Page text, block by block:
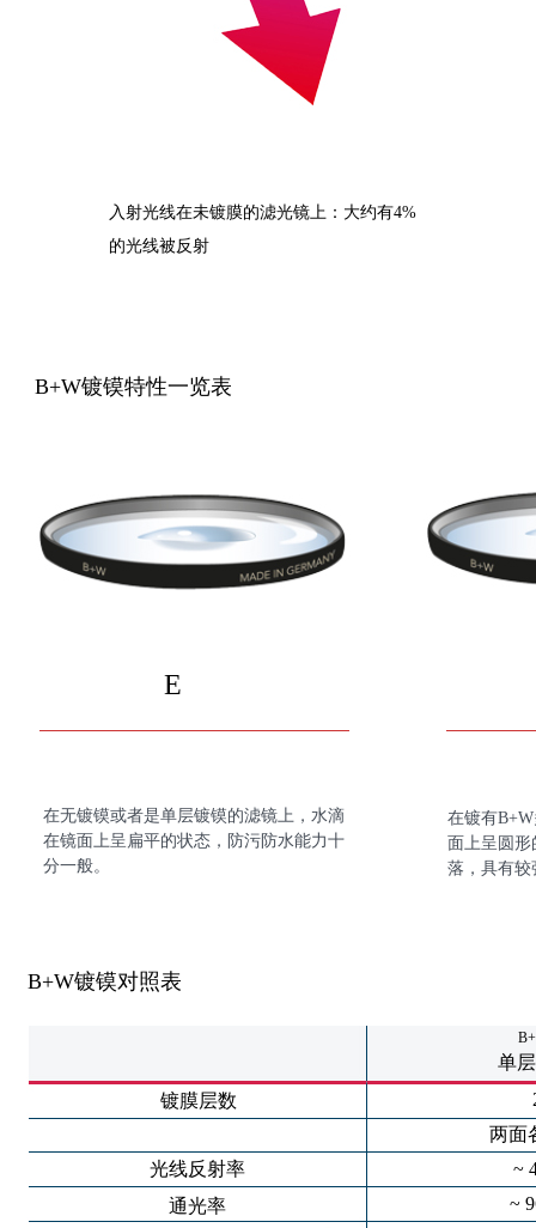
入射光线在未镀膜的滤光镜上：大约有4%
的光线被反射
在无镀镆或者是单层镀镆的滤镜上，水滴
在镜面上呈扁平的状态，防污防水能力十
分一般。
在镀有
面上呈圆
落，具有
E
B+W镀镆特性一览表
单
镀膜层数
光线反射率
通光率
~
~
两面
B+W镀镆对照表